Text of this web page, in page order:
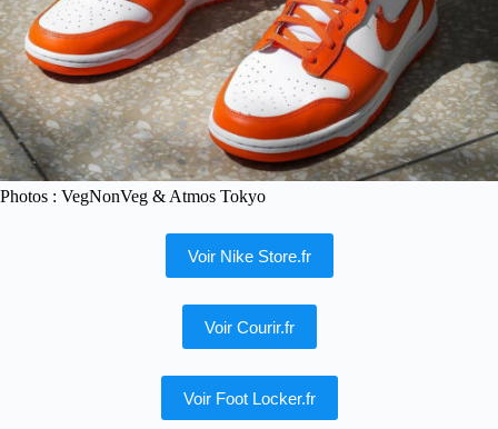
Photos : VegNonVeg & Atmos Tokyo
Voir Nike Store.fr
Voir Courir.fr
Voir Foot Locker.fr